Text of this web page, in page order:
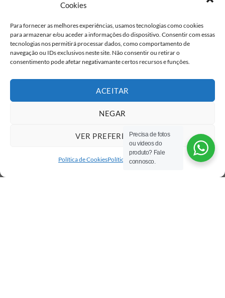
Cookies
Para fornecer as melhores experiências, usamos tecnologias como cookies
para armazenar e/ou aceder a informações do dispositivo. Consentir com essas
tecnologias nos permitirá processar dados, como comportamento de
navegação ou IDs exclusivos neste site. Não consentir ou retirar o
consentimento pode afetar negativamante certos recursos e funções.
ACEITAR
NEGAR
VER PREFERÊNCIAS
Política de CookiesPolítica de privacidade
Precisa de fotos
ou videos do
produto? Fale
connosco.